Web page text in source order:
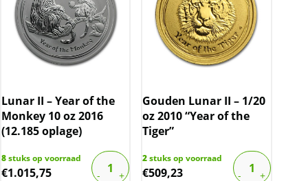
Lunar II – Year of the
Monkey 10 oz 2016
(12.185 oplage)
8stuks op voorraad
€1.015,75
Gouden Lunar II – 1/20
oz 2010 “Year of the
Tiger”
2stuks op voorraad
€509,23